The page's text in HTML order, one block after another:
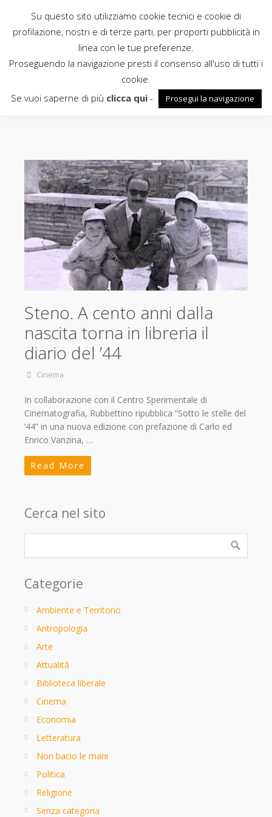
Rubbettino
Dopoguerra
Steno. A cento anni dalla
nascita torna in libreria il
diario del ’44
Cinema
In collaborazione con il Centro Sperimentale di
Cinematografia, Rubbettino ripubblica “Sotto le stelle del
’44” in una nuova edizione con prefazione di Carlo ed
Enrico Vanzina, …
Read More
Cerca nel sito
Categorie
Ambiente e Territorio
Antropologia
Arte
Attualità
Biblioteca liberale
Cinema
Economia
Letteratura
Non bacio le mani
Politica
Religione
Senza categoria
Su questo sito utilizziamo cookie tecnici e cookie di
profilazione, nostri e di terze parti, per proporti pubblicità in
linea con le tue preferenze.
Proseguendo la navigazione presti il consenso all'uso di tutti i
cookie.
Se vuoi saperne di più clicca qui- Prosegui la navigazione